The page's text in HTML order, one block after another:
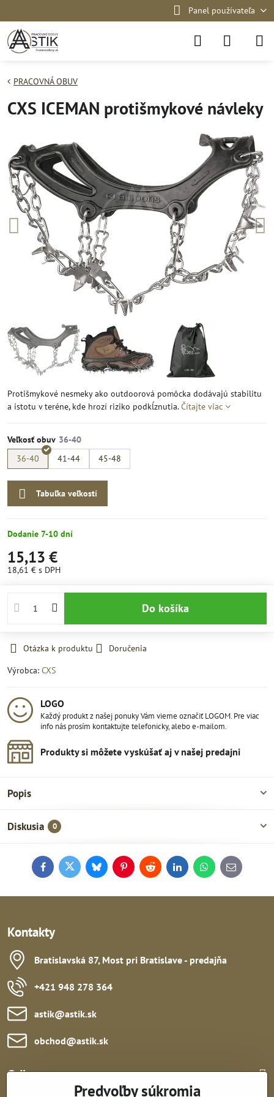
Panel používateľa
PRACOVNÁ OBUV
CXS ICEMAN protišmykové návleky
Protišmykové nesmeky ako outdoorová pomôcka dodávajú stabilitu
a istotu v teréne, kde hrozí riziko podkĺznutia.Čítajte viac
Veľkosť obuv
36-40
41-44 45-48
Tabuľka veľkostí
Dodanie 7-10 dní
15,13 €
18,61 € s DPH
Do košíka
Otázka k produktu
Doručenia
Výrobca: CXS
LOGO
Každý produkt z našej ponuky Vám vieme označiť LOGOM. Pre viac
info nás prosím kontaktujte telefonicky, alebo e-mailom.
Produkty si môžete vyskúšať aj v našej predajni
Popis
Diskusia 0
FacebookTwitterBlueskyPinterestReddit LinkedInWhatsApp
E-
mail
Kontakty
Bratislavská 87, Most pri Bratislave - predajňa
+421 948 278 364
astik​@astik​.sk
obchod​@astik​.sk
Odkazy:
Predvoľby súkromia